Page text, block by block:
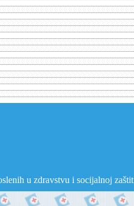
u zdravstvu i socijalnoj